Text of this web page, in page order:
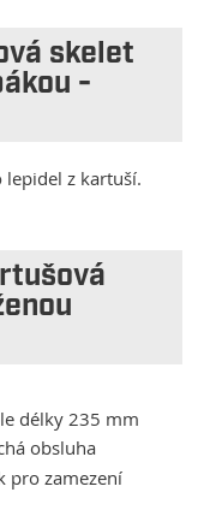
skelet
-
z kartuší.
délky 235 mm
obsluha
pro zamezení